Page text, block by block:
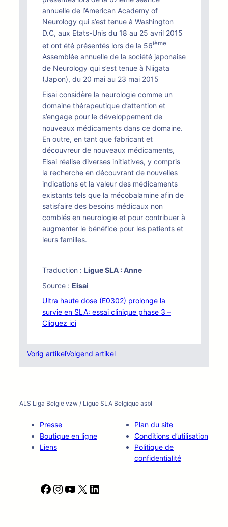
annuelle de l’American Academy of
Neurology qui s’est tenue à Washington
D.C, aux Etats-Unis du 18 au 25 avril 2015
et ont été présentés lors de la 56ième
Assemblée annuelle de la société japonaise
de Neurology qui s’est tenue à Niigata
(Japon), du 20 mai au 23 mai 2015
Eisai considère la neurologie comme un
domaine thérapeutique d’attention et
s’engage pour le développement de
nouveaux médicaments dans ce domaine.
En outre, en tant que fabricant et
découvreur de nouveaux médicaments,
Eisai réalise diverses initiatives, y compris
la recherche en découvrant de nouvelles
indications et la valeur des médicaments
existants tels que la mécobalamine afin de
satisfaire des besoins médicaux non
comblés en neurologie et pour contribuer à
augmenter le bénéfice pour les patients et
leurs familles.
Traduction : Ligue SLA : Anne
Source : Eisai
Ultra haute dose (E0302) prolonge la
survie en SLA: essai clinique phase 3 –
Cliquez ici
Vorig artikelVolgend artikel
ALS Liga België vzw / Ligue SLA Belgique asbl
Presse
Boutique en ligne
Liens
Plan du site
Conditions d’utilisation
Politique de
confidentialité
F
I
Y
X